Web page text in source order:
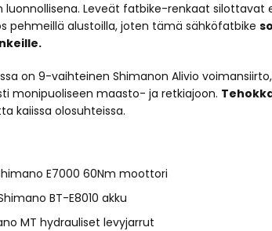
luonnollisena. Leveät fatbike-renkaat silottavat
pehmeillä alustoilla, joten tämä sähköfatbike
on 9-vaihteinen Shimanon Alivio
monipuoliseen maasto- ja retkiajoon.
kaiissa olosuhteissa.
E7000 60Nm moottori
BT-E8010 akku
MT hydrauliset levyjarrut